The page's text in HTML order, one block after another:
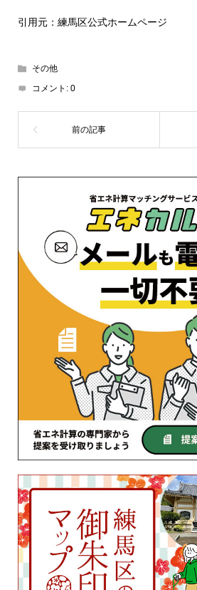
引用元：練馬区公式ホームページ
その他
コメント: 0